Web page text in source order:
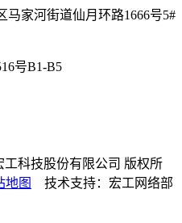
家河街道仙月环路1666号5#
号B1-B5
工科技股份有限公司 版权所
地图 技术支持：宏工网络部